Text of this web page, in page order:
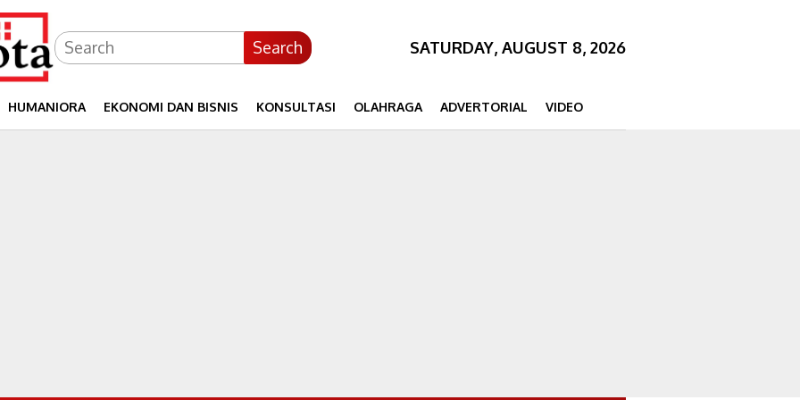
Search SATURDAY, AUGUST 8, 2026
HUMANIORA EKONOMI DAN BISNIS KONSULTASI OLAHRAGA ADVERTORIAL VIDEO